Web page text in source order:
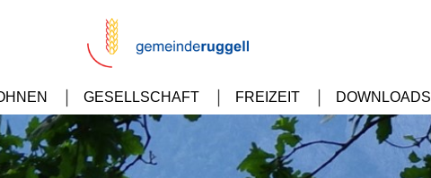
GESELLSCHAFT FREIZEIT DOWNLOADS